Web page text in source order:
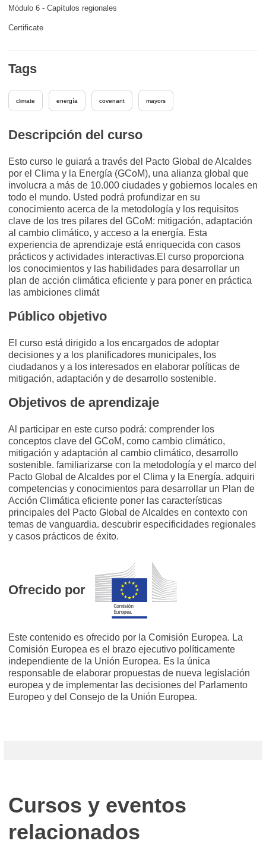
Descripción del curso
Esto curso le guiará a través del Pacto Global de Alcaldes
por el Clima y la Energía (GCoM), una alianza global que
involucra a más de 10.000 ciudades y gobiernos locales en
todo el mundo. Usted podrá profundizar en su
conocimiento acerca de la metodología y los requisitos
clave de los tres pilares del GCoM: mitigación, adaptación
al cambio climático, y acceso a la energía. Esta
experiencia de aprendizaje está enriquecida con casos
prácticos y actividades interactivas.El curso proporciona
los conocimientos y las habilidades para desarrollar un
plan de acción climática eficiente y para poner en práctica
las ambiciones climát
Público objetivo
El curso está dirigido a los encargados de adoptar
decisiones y a los planificadores municipales, los
ciudadanos y a los interesados en elaborar políticas de
mitigación, adaptación y de desarrollo sostenible.
Objetivos de aprendizaje
Al participar en este curso podrá: comprender los
conceptos clave del GCoM, como cambio climático,
mitigación y adaptación al cambio climático, desarrollo
sostenible. familiarizarse con la metodología y el marco del
Pacto Global de Alcaldes por el Clima y la Energía. adquiri
competencias y conocimientos para desarrollar un Plan de
Acción Climática eficiente poner las características
principales del Pacto Global de Alcaldes en contexto con
temas de vanguardia. descubrir especificidades regionales
y casos prácticos de éxito.
Ofrecido por
Este contenido es ofrecido por la Comisión Europea. La
Comisión Europea es el brazo ejecutivo políticamente
independiente de la Unión Europea. Es la única
responsable de elaborar propuestas de nueva legislación
europea y de implementar las decisiones del Parlamento
Europeo y del Consejo de la Unión Europea.
Módulo 6 - Capítulos regionales
Certificate
Tags
climate energía covenant mayors
Cursos y eventos
relacionados